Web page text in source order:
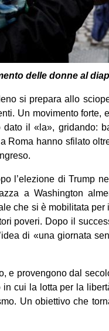
delle donne al
si prepara allo
Un movimento forte,
il «la», gridando:
Roma hanno sfilato
l’elezione di Trump
a Washington
che si è mobilitata
poveri. Dopo il
di «una giornata
e provengono dal
cui la lotta per la
Un obiettivo che